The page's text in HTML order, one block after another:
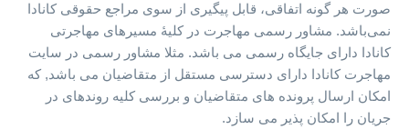
صورت هر گونه اتفاقی، قابل پیگیری از سوی مراجع حقوقی کانادا
نمی‌باشد. مشاور رسمی مهاجرت در کلیۀ مسیرهای مهاجرتی
کانادا دارای جایگاه رسمی می باشد. مثلا مشاور رسمی در سایت
مهاجرت کانادا دارای دسترسی مستقل از متقاضیان می باشد, که
امکان ارسال پرونده های متقاضیان و بررسی کلیه روندهای در
جریان را امکان پذیر می سازد.